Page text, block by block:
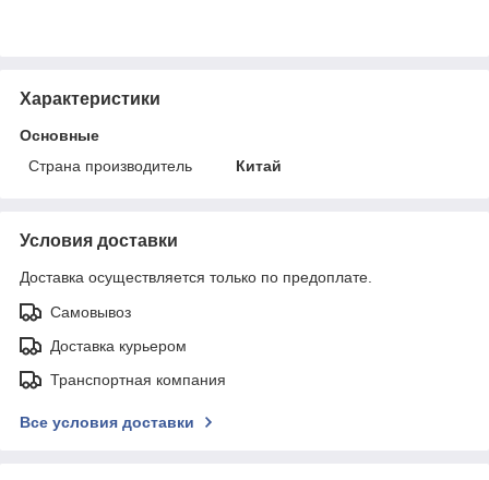
Характеристики
Основные
Страна производитель
Китай
Условия доставки
Доставка осуществляется только по предоплате.
Самовывоз
Доставка курьером
Транспортная компания
Все условия доставки